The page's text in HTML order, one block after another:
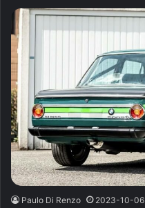
Paulo Di Renzo 2023-10-06